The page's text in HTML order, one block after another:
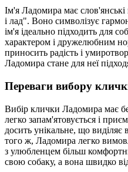
Ім'я Ладомира має слов'янські
і лад". Воно символізує
ім'я ідеально підходить для
характером і дружелюбним
приносить радість і
Ладомира стане для неї
Переваги вибору
Вибір клички Ладомира має
легко запам'ятовується і
досить унікальне, що
того ж, Ладомира легко
з улюбленцем більш
свою собаку, а вона швидко